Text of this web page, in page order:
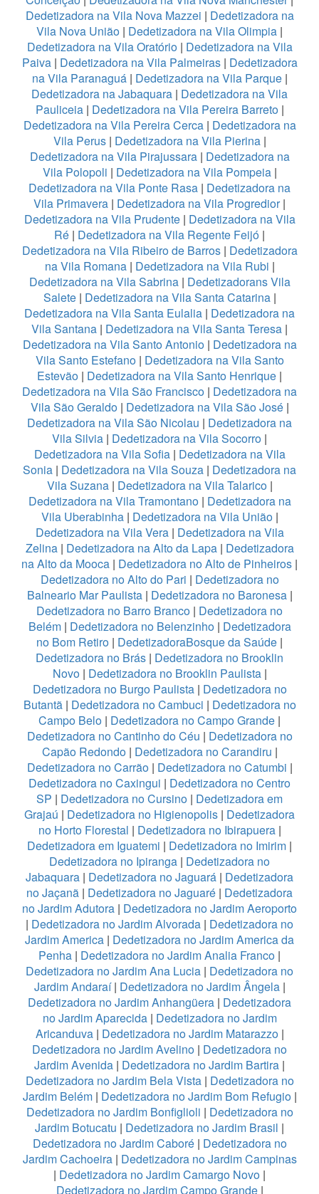
Dedetizadora na Vila Nova Mazzei | Dedetizadora na
Vila Nova União | Dedetizadora na Vila Olimpia |
Dedetizadora na Vila Oratório| Dedetizadora na Vila
Paiva| Dedetizadora na Vila Palmeiras| Dedetizadora
na Vila Paranaguá| Dedetizadora na Vila Parque|
Dedetizadora na Jabaquara | Dedetizadora na Vila
Pauliceia| Dedetizadora na Vila Pereira Barreto|
Dedetizadora na Vila Pereira Cerca| Dedetizadora na
Vila Perus| Dedetizadora na Vila Pierina|
Dedetizadora na Vila Pirajussara| Dedetizadora na
Vila Polopoli | Dedetizadora na Vila Pompeia|
Dedetizadora na Vila Ponte Rasa | Dedetizadora na
Vila Primavera | Dedetizadora na Vila Progredior|
Dedetizadora na Vila Prudente| Dedetizadora na Vila
Ré | Dedetizadora na Vila Regente Feijó |
Dedetizadora na Vila Ribeiro de Barros| Dedetizadora
na Vila Romana| Dedetizadora na Vila Rubi |
Dedetizadora na Vila Sabrina| Dedetizadorans Vila
Salete| Dedetizadora na Vila Santa Catarina|
Dedetizadora na Vila Santa Eulalia | Dedetizadora na
Vila Santana | Dedetizadora na Vila Santa Teresa |
Dedetizadora na Vila Santo Antonio| Dedetizadora na
Vila Santo Estefano| Dedetizadora na Vila Santo
Estevão | Dedetizadora na Vila Santo Henrique |
Dedetizadora na Vila São Francisco | Dedetizadora na
Vila São Geraldo| Dedetizadora na Vila São José|
Dedetizadora na Vila São Nicolau | Dedetizadora na
Vila Silvia | Dedetizadora na Vila Socorro |
Dedetizadora na Vila Sofia| Dedetizadora na Vila
Sonia | Dedetizadora na Vila Souza | Dedetizadora na
Vila Suzana| Dedetizadora na Vila Talarico|
Dedetizadora na Vila Tramontano| Dedetizadora na
Vila Uberabinha| Dedetizadora na Vila União|
Dedetizadora na Vila Vera| Dedetizadora na Vila
Zelina| Dedetizadora na Alto da Lapa| Dedetizadora
na Alto da Mooca | Dedetizadora no Alto de Pinheiros |
Dedetizadora no Alto do Pari | Dedetizadora no
Balneario Mar Paulista| Dedetizadora no Baronesa|
Dedetizadora no Barro Branco | Dedetizadora no
Belém| Dedetizadora no Belenzinho| Dedetizadora
no Bom Retiro | DedetizadoraBosque da Saúde |
Dedetizadora no Brás | Dedetizadora no Brooklin
Novo| Dedetizadora no Brooklin Paulista|
Dedetizadora no Burgo Paulista| Dedetizadora no
Butantã| Dedetizadora no Cambuci | Dedetizadora no
Campo Belo | Dedetizadora no Campo Grande |
Dedetizadora no Cantinho do Céu | Dedetizadora no
Capão Redondo| Dedetizadora no Carandiru |
Dedetizadora no Carrão| Dedetizadora no Catumbi |
Dedetizadora no Caxingui | Dedetizadora no Centro
SP | Dedetizadora no Cursino | Dedetizadora em
Grajaú | Dedetizadora no Higienopolis | Dedetizadora
no Horto Florestal | Dedetizadora no Ibirapuera|
Dedetizadora em Iguatemi | Dedetizadora no Imirim |
Dedetizadora no Ipiranga | Dedetizadora no
Jabaquara | Dedetizadora no Jaguará | Dedetizadora
no Jaçanã | Dedetizadora no Jaguaré | Dedetizadora
no Jardim Adutora | Dedetizadora no Jardim Aeroporto
| Dedetizadora no Jardim Alvorada | Dedetizadora no
Jardim America | Dedetizadora no Jardim America da
Penha | Dedetizadora no Jardim Analia Franco |
Dedetizadora no Jardim Ana Lucia | Dedetizadora no
Jardim Andaraí| Dedetizadora no Jardim Ângela|
Dedetizadora no Jardim Anhangüera | Dedetizadora
no Jardim Aparecida| Dedetizadora no Jardim
Aricanduva| Dedetizadora no Jardim Matarazzo|
Dedetizadora no Jardim Avelino | Dedetizadora no
Jardim Avenida | Dedetizadora no Jardim Bartira |
Dedetizadora no Jardim Bela Vista| Dedetizadora no
Jardim Belém| Dedetizadora no Jardim Bom Refugio|
Dedetizadora no Jardim Bonfiglioli | Dedetizadora no
Jardim Botucatu | Dedetizadora no Jardim Brasil |
Dedetizadora no Jardim Caboré| Dedetizadora no
Jardim Cachoeira| Dedetizadora no Jardim Campinas
| Dedetizadora no Jardim Camargo Novo |
Dedetizadora no Jardim Campo Grande|